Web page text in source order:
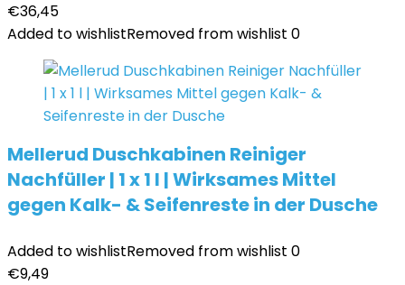
€36,45
Added to wishlistRemoved from wishlist 0
Mellerud Duschkabinen Reiniger
Nachfüller | 1 x 1 l | Wirksames Mittel
gegen Kalk- & Seifenreste in der Dusche
Added to wishlistRemoved from wishlist 0
€9,49